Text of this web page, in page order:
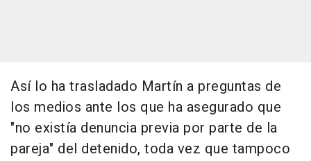
Así lo ha trasladado Martín a preguntas de
los medios ante los que ha asegurado que
"no existía denuncia previa por parte de la
pareja" del detenido, toda vez que tampoco